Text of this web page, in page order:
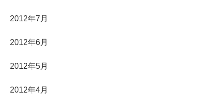
2012年7月
2012年6月
2012年5月
2012年4月